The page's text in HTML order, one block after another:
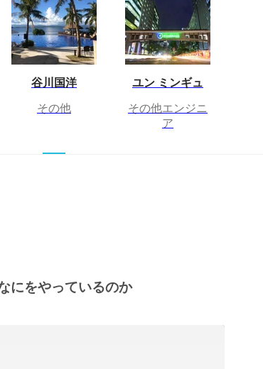
谷川国洋
その他
ユン ミンギュ
その他エンジニ
ア
にをやっているのか